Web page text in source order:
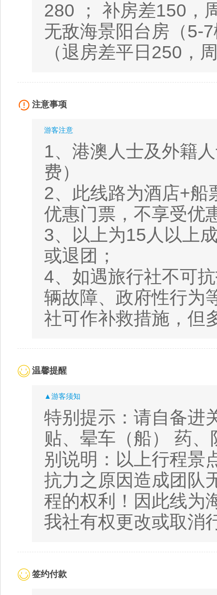
280 ； 补房差150，
无敌海景阳台房（5-
（退房差平日250，
注意事项
游客注意
1、港澳人士及外籍
费）
2、此线路为酒店+船
优惠门票，不享受优
3、以上为15人以上
或退团；
4、如遇旅行社不可
辆故障、政府性行为
社可作补救措施，但
温馨提醒
▲游客须知
特别提示：请自备进
贴、晕车（船） 药
别说明：以上行程景
抗力之原因造成团队
程的权利！因此线为
我社有权更改或取消
签约付款